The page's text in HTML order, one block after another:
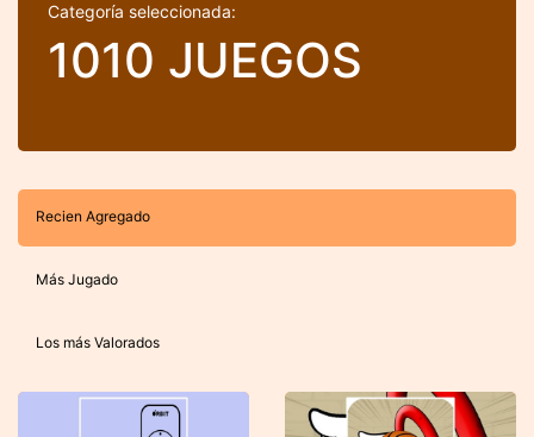
Categoría seleccionada:
1010 JUEGOS
Recien Agregado
Más Jugado
Los más Valorados